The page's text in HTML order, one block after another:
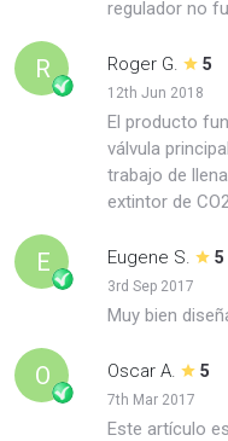
regulador no
R Roger G. 5
12th Jun 2018
El producto
válvula
trabajo de
extintor de
E Eugene S. 5
3rd Sep 2017
Muy bien
O Oscar A. 5
7th Mar 2017
Este artículo